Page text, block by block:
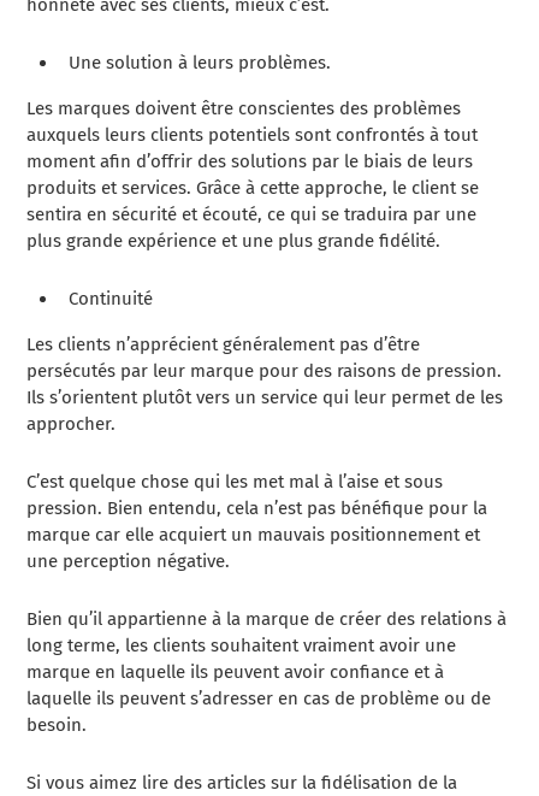
honnête avec ses clients, mieux c’est.
Une solution à leurs problèmes.
Les marques doivent être conscientes des problèmes
auxquels leurs clients potentiels sont confrontés à tout
moment afin d’offrir des solutions par le biais de leurs
produits et services. Grâce à cette approche, le client se
sentira en sécurité et écouté, ce qui se traduira par une
plus grande expérience et une plus grande fidélité.
Continuité
Les clients n’apprécient généralement pas d’être
persécutés par leur marque pour des raisons de pression.
Ils s’orientent plutôt vers un service qui leur permet de les
approcher.
C’est quelque chose qui les met mal à l’aise et sous
pression. Bien entendu, cela n’est pas bénéfique pour la
marque car elle acquiert un mauvais positionnement et
une perception négative.
Bien qu’il appartienne à la marque de créer des relations à
long terme, les clients souhaitent vraiment avoir une
marque en laquelle ils peuvent avoir confiance et à
laquelle ils peuvent s’adresser en cas de problème ou de
besoin.
Si vous aimez lire des articles sur la fidélisation de la